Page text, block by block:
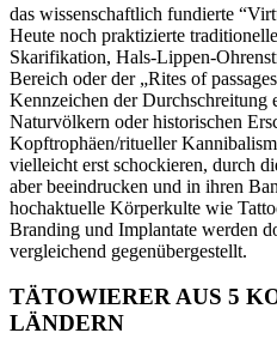
das wissenschaftlich fundierte
Heute noch praktizierte
Skarifikation, Hals-Lippen-
Bereich oder der „Rites of
Kennzeichen der Durchschreitung
Naturvölkern oder historischen
Kopftrophäen/ritueller
vielleicht erst schockieren, durch
aber beeindrucken und in ihren
hochaktuelle Körperkulte wie
Branding und Implantate werden
vergleichend gegenübergestellt.
TÄTOWIERER AUS 5
LÄNDERN